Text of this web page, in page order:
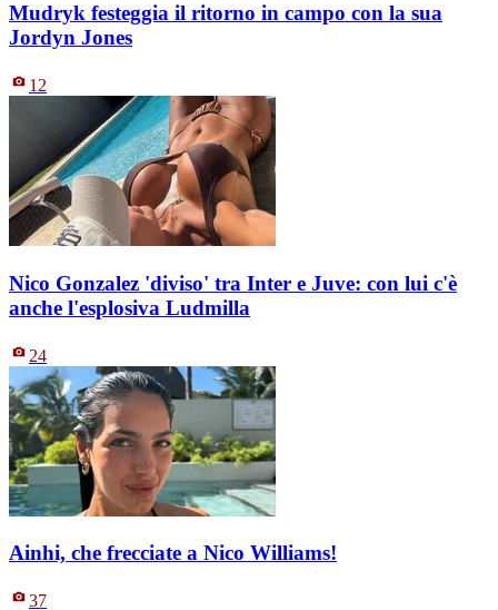
Mudryk festeggia il ritorno in campo con la sua
Jordyn Jones
12
Nico Gonzalez 'diviso' tra Inter e Juve: con lui c'è
anche l'esplosiva Ludmilla
24
Ainhi, che frecciate a Nico Williams!
37